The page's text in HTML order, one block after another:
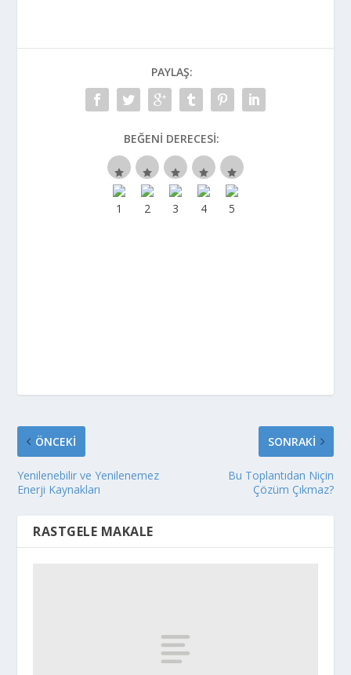
PAYLAŞ:
BEĞENI DERECESI:
ÖNCEKI
Yenilenebilir ve Yenilenemez
Enerji Kaynakları
SONRAKI
Bu Toplantıdan Niçin
Çözüm Çıkmaz?
RASTGELE MAKALE